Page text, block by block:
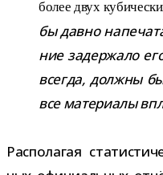
более двух
бы давно
ние задер­жало
все­гда, должны
все мате­ри­алы
Располагая